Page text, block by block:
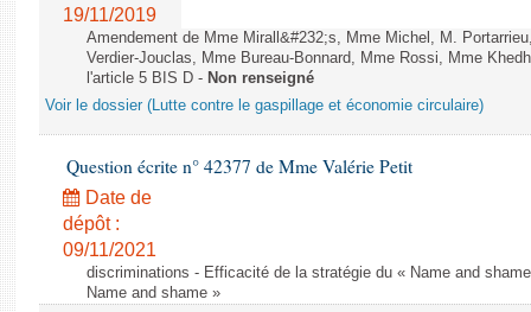
19/11/2019
Amendement de Mme Mirall&#232;s, Mme Michel, M.
Verdier-Jouclas, Mme Bureau-Bonnard, Mme Rossi, Mme
l'article 5 BIS D - Non renseigné
Voir le dossier (Lutte contre le gaspillage et économie circulaire)
Question écrite n° 42377 de Mme Valérie Petit
Date de
dépôt :
09/11/2021
discriminations - Efficacité de la stratégie du « Name and
Name and shame »